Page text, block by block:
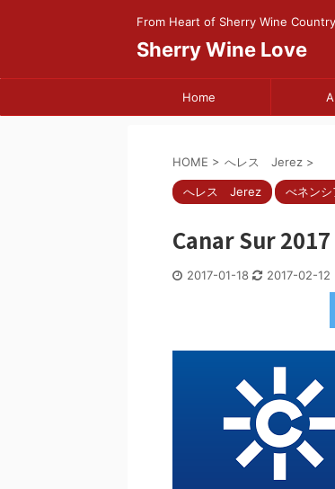
From Heart of Sherry Wine Country
Sherry Wine Love
Home
HOME > へレス Jerez >
へレス Jerez べネン
Canar Sur 2017
2017-01-18 2017-02-12